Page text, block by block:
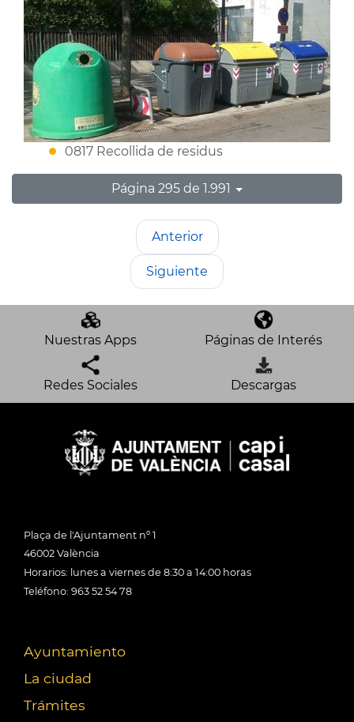
0817 Recollida de residus
Página 295 de 1.991
Anterior
Siguiente
Nuestras Apps Páginas de Interés
Redes Sociales Descargas
Plaça de l'Ajuntament nº 1
46002 València
Horarios: lunes a viernes de 8:30 a 14:00 horas
Teléfono: 963 52 54 78
Ayuntamiento
La ciudad
Trámites